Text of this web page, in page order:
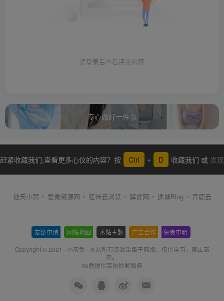
请登录后查看评论内容
专心做好一件事
赶紧收藏我们,查看更多心仪的内容？按 Ctrl + D 收藏我们 或 发现
傲天小窝 爱微资源网 狂神云浏览 解说网 逸博Blog 青鹿云
友链申请 网站地图 本站主题 广告合作 免责申明
Copyright © 2021 · 小灰兔 · 本站所有资源采集于网络，仅供学习，禁止商
用。
95盾提供高防秒解服务